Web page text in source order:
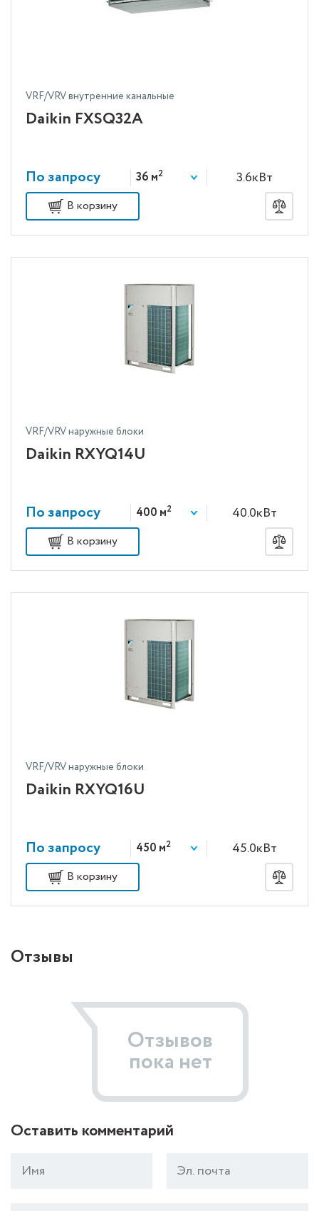
VRF/VRV внутренние канальные
Daikin FXSQ32A
По запросу 36 м2 3.6кВт
В корзину
VRF/VRV наружные блоки
Daikin RXYQ14U
По запросу 400 м2 40.0кВт
В корзину
VRF/VRV наружные блоки
Daikin RXYQ16U
По запросу 450 м2 45.0кВт
В корзину
Отзывы
Отзывов
пока нет
Оставить комментарий